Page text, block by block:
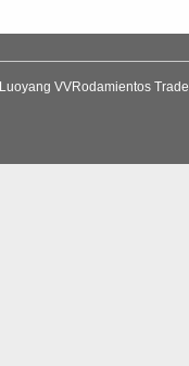
Luoyang VVRodamientos